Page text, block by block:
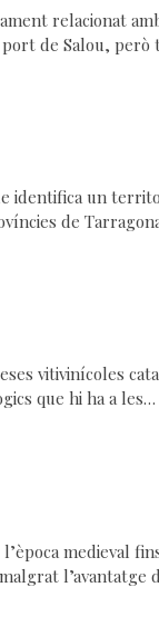
relacionat
de Salou,
identifica un
de
vitivinícoles
que hi ha a les…
medieval
l’avantatge